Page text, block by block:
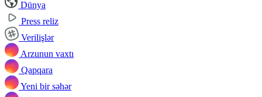
Dünya
Press reliz
Verilişlər
Arzunun vaxtı
Qapqara
Yeni bir səhər